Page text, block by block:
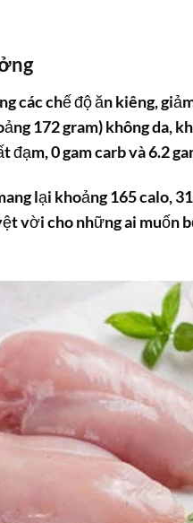
các chế độ ăn kiêng,
172 gram) không da,
đạm, 0 gam carb và 6.2
lại khoảng 165 calo,
vời cho những ai muốn